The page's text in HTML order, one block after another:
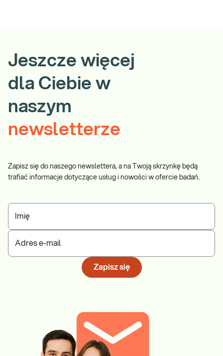
Jeszcze więcej
dla Ciebie w
naszym
newsletterze
Zapisz się do naszego newslettera, a na Twoją skrzynkę będą
trafiać informacje dotyczące usług i nowości w ofercie badań.
Imię
Adres e-mail
Zapisz się